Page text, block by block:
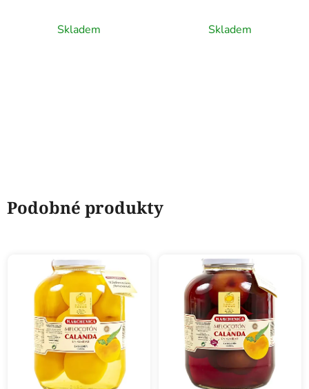
Skladem Skladem
Podobné produkty